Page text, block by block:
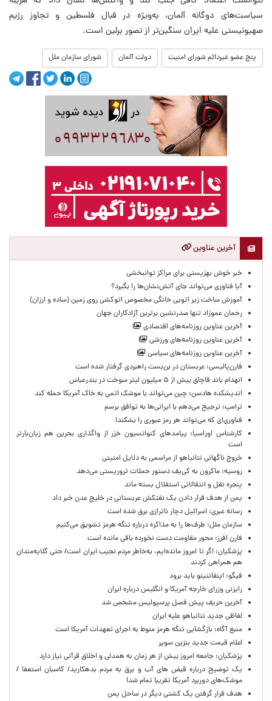
سیاست‌های دوگانه آلمان، به‌ویژه در قبال فلسطین و تجاوز رژیم
صهیونیستی علیه ایران سنگین‌تر از تصور برلین است.
پنج عضو غیردائم شورای امنیت دولت آلمان شورای سازمان ملل
آخرین عناوین
خبر خوش بهزیستی برای مراکز توانبخشی
آیا فناوری می‌تواند جای آتش‌نشان‌ها را بگیرد؟
آموزش ساخت زیر اتویی خانگی مخصوص اتوکشی روی زمین (ساده و ارزان)
رحمان عموزاد تنها صدرنشین برترین آزادکاران جهان
آخرین عناوین روزنامه‌های اقتصادی
آخرین عناوین روزنامه‌های ورزشی
آخرین عناوین روزنامه‌های سیاسی
فارن‌پالیسی: عربستان در بن‌بست راهبردی گرفتار شده است
انهدام باند قاچاق بیش از ۵ میلیون لیتر سوخت در بندرعباس
اندیشکده هادسن: چین می‌تواند با موشک اتمی به خاک آمریکا حمله کند
ترامپ: ترجیح می‌دهم با ایرانی‌‌ها به توافق برسم
فناوری‌ای که می‌تواند هر رمز عبوری را بشکند!
کارشناس اوراسیا: پیامدهای کنوانسیون خزر از واگذاری بحرین هم زیان‌بارتر
است
خروج ناگهانی نتانیاهو از مراسمی به دلایل امنیتی
روسیه: ماکرون به کی‌یف دستور حملات تروریستی می‌دهد
پنجره‌ نقل و انتقالاتی استقلال بسته ماند
یمن از هدف قرار دادن یک نفتکش عربستانی در خلیج عدن خبر داد
رسانه عبری: اسرائیل دچار ناترازی برق شده است
سازمان ملل: طرف‌ها را به مذاکره درباره تنگه هرمز تشویق می‌کنیم
فارن افرز: محور مقاومت دست نخورده باقی مانده است
پزشکیان: اگر تا امروز مانده‌ایم، به‌خاطر مردم نجیب ایران است/ حتی گلایه‌مندان
هم همراهی کردند
فیگو: اینفانتینو باید برود
رایزنی وزرای خارجه آمریکا و انگلیس درباره ایران
آخرین حریف پیش فصل پرسپولیس مشخص شد
لفاظی جدید نتانیاهو علیه ایران
منبع آگاه: بازگشایی تنگه هرمز منوط به اجرای تعهدات آمریکا است
اعلام قیمت جدید بنزین سوپر
پزشکیان: جامعه امروز بیش از هر زمان به همدلی و اخلاق قرآنی نیاز دارد
یک توضیح درباره قبض های آب و برق به مردم بدهکارید/ کاسبان استعفا /
موشک‌های دوربرد آمریکا تقریبا تمام شد!
هدف قرار گرفتن یک کشتی دیگر در ساحل یمن